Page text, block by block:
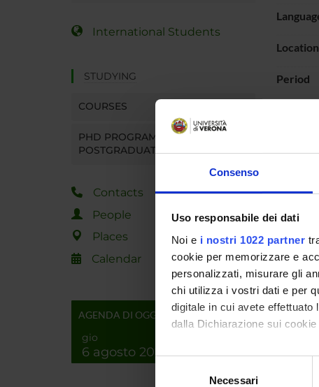
Consenso
Uso responsabile dei dati
Noi e i nostri 1022 partner
cookie per memorizzare e
personalizzati, misurare gli
chi utilizza i vostri dati e per
digitale in cui avete
dalla Dichiarazione sui
Con il tuo consenso,
raccogliere
Selezione
Necessari
International Students
STUDYING
COURSES
PHD PROGRAMMES AND
POSTGRADUATE TRAINING
Contacts
People
Places
Calendar
AGENDA DI OGGI
gio
6 agosto 2026
Location
Period
W.